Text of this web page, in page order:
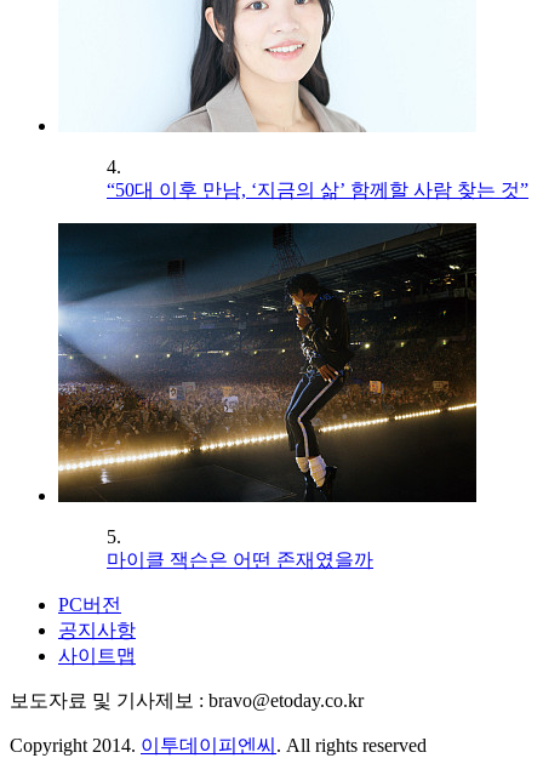
4.
“50대 이후 만남, ‘지금의 삶’ 함께할 사람 찾는 것”
5.
마이클 잭슨은 어떤 존재였을까
PC버전
공지사항
사이트맵
보도자료 및 기사제보 : bravo@etoday.co.kr
Copyright 2014. 이투데이피엔씨 . All rights reserved